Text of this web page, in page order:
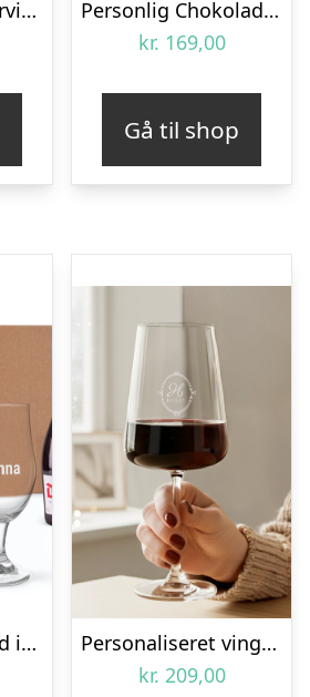
Personlig dækserviet med Billede – Multiface
Personlig Chokolade med Tekst
kr. 169,00
Gå til shop
Øl gaveæske med indgraverede glas
Personaliseret vinglas – Rød – Luksusglas – 2 stk
kr. 209,00